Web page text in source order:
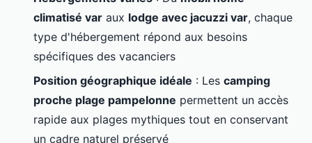
climatisé var aux lodge avec jacuzzi var, chaque
type d'hébergement répond aux besoins
spécifiques des vacanciers
Position géographique idéale : Les camping
proche plage pampelonne permettent un accès
rapide aux plages mythiques tout en conservant
un cadre naturel préservé